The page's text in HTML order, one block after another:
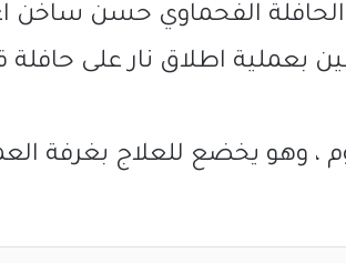
الفحماوي حسن ساخن
بعملية اطلاق نار على حافلة
، وهو يخضع للعلاج بغرفة